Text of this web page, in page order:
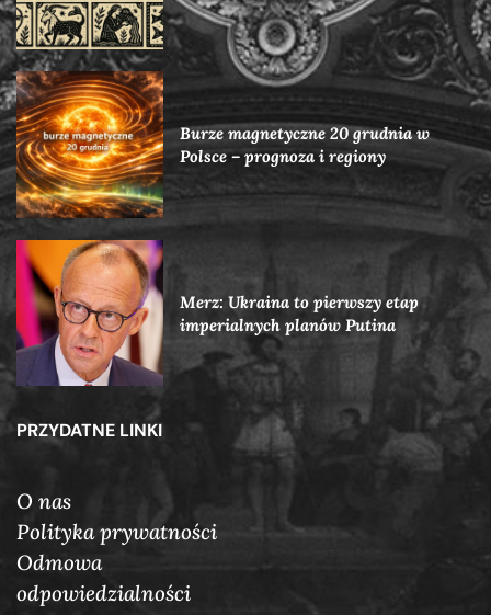
Burze magnetyczne 20 grudnia w
Polsce – prognoza i regiony
Merz: Ukraina to pierwszy etap
imperialnych planów Putina
PRZYDATNE LINKI
O nas
Polityka prywatności
Odmowa
odpowiedzialności